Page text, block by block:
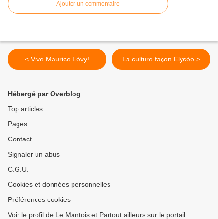
Ajouter un commentaire
< Vive Maurice Lévy! La culture façon Elysée >
Hébergé par Overblog
Top articles
Pages
Contact
Signaler un abus
C.G.U.
Cookies et données personnelles
Préférences cookies
Voir le profil de Le Mantois et Partout ailleurs sur le portail